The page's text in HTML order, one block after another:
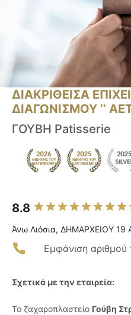
ΔΙΑΚΡΙΘΕΙΣΑ
ΔΙΑΓΩΝΙΣΜΟΥ ‘’
ΓΟΥΒΗ Patisserie
8.8
Άνω Λιόσια, ΔΗΜΑΡΧΕΙΟΥ 19
Εμφάνιση
Σχετικά με την εταιρεία:
Το ζαχαροπλαστείο Γούβη